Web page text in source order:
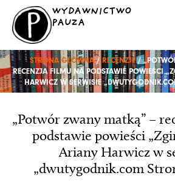
Przejdź
treści
WYDAWNICTWO
PAUZA
STRONA GŁÓWNA/ RECENZJE/
RECENZJA FILMU NA PODSTAWIE POWIEŚCI
HARWICZ W SERWISIE
„Potwór zwany matką” –
podstawie powieści
Ariany Harwicz w
„dwutygodnik.com